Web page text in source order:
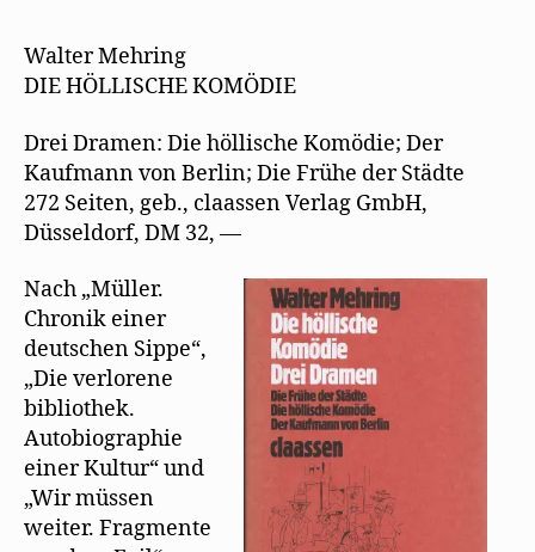
Komödie
Walter Mehring
DIE HÖLLISCHE KOMÖDIE
Drei Dramen: Die höllische Komödie; Der
Kaufmann von Berlin; Die Frühe der Städte
272 Seiten, geb., claassen Verlag GmbH,
Düsseldorf, DM 32, —
Nach „Müller.
Chronik einer
deutschen Sippe“,
„Die verlorene
bibliothek.
Autobiographie
einer Kultur“ und
„Wir müssen
weiter. Fragmente